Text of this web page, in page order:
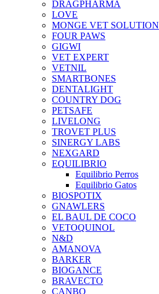
DRAGPHARMA
LOVE
MONGE VET SOLUTION
FOUR PAWS
GIGWI
VET EXPERT
VETNIL
SMARTBONES
DENTALIGHT
COUNTRY DOG
PETSAFE
LIVELONG
TROVET PLUS
SINERGY LABS
NEXGARD
EQUILIBRIO
Equilibrio Perros
Equilibrio Gatos
BIOSPOTIX
GNAWLERS
EL BAUL DE COCO
VETOQUINOL
N&D
AMANOVA
BARKER
BIOGANCE
BRAVECTO
CANBO